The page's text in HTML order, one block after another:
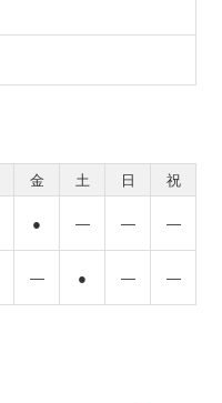
金 土 日
祝
● ― ― ―
― ● ― ―